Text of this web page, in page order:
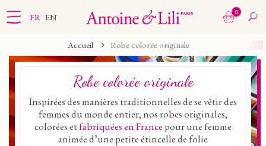
FR EN 0
Accueil Robe colorée originale
Robe colorée originale
Inspirées des manières traditionnelles de se vêtir des
femmes du monde entier, nos robes originales,
colorées etfabriquées en France pour une femme
animée d’une petite étincelle de folie